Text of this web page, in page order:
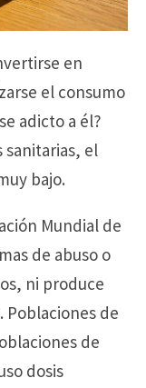
en
el consumo
adicto a él?
sanitarias, el
bajo.
Mundial de
de abuso o
ni produce
Poblaciones de
de
dosis